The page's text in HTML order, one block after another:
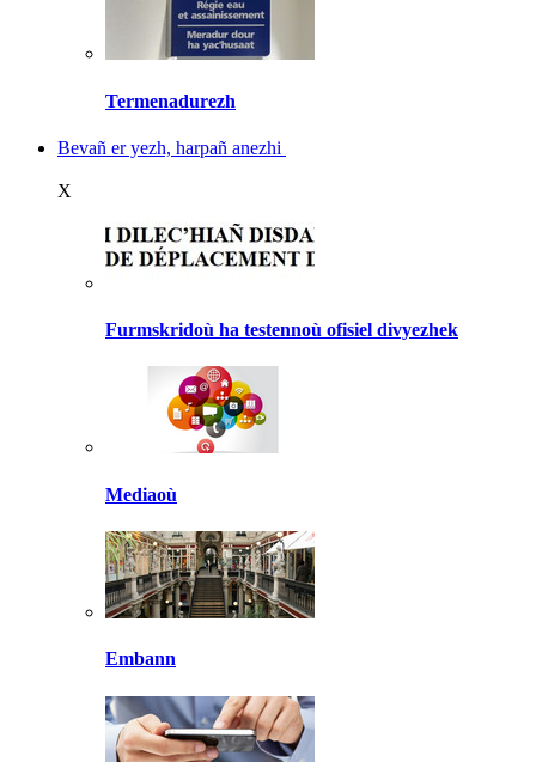
Termenadurezh
Bevañ er yezh, harpañ anezhi
X
Furmskridoù ha testennoù ofisiel divyezhek
Mediaoù
Embann